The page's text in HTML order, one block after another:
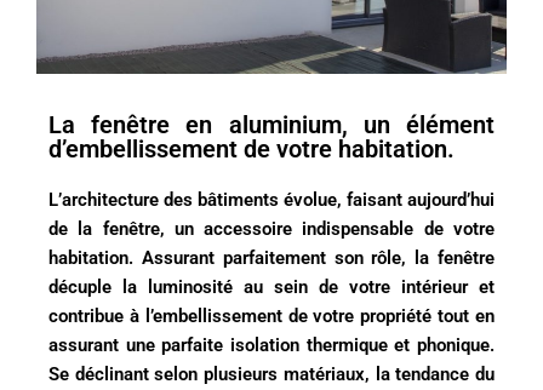
La fenêtre en aluminium, un élément
d’embellissement de votre habitation.
L’architecture des bâtiments évolue, faisant aujourd’hui
de la fenêtre, un accessoire indispensable de votre
habitation. Assurant parfaitement son rôle, la fenêtre
décuple la luminosité au sein de votre intérieur et
contribue à l’embellissement de votre propriété tout en
assurant une parfaite isolation thermique et phonique.
Se déclinant selon plusieurs matériaux, la tendance du